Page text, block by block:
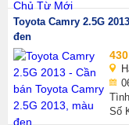
Toyota Camry 2.5G
đen
Số